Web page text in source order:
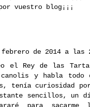
vuestro blog¡¡¡
febrero de 2014 a las
el Rey de las
canolis y habla todo
tenía curiosidad por
sencillos, un